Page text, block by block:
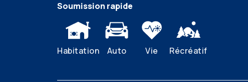
Soumission rapide
Habitation Auto Vie Récréatif